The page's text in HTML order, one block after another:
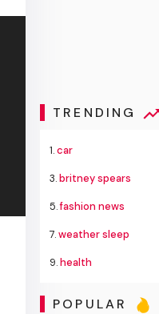
TRENDING
1.car
3.britney spears
5.fashion news
7.weather sleep
9.health
POPULAR